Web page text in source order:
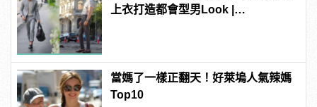
上衣打造都會型男Look |
當媽了一樣正翻天！好萊塢人氣辣媽
Top10